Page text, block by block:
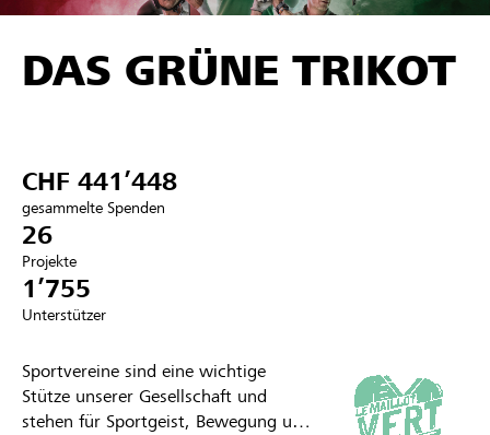
Unterstützen
Partner / Raiffeisenbank
Anmelden
Registrieren
Projekte und Organisationen finden
DAS GRÜNE TRIKOT
CHF 441’448
gesammelte Spenden
26
Projekte
1’755
Unterstützer
Sportvereine sind eine wichtige
Stütze unserer Gesellschaft und
stehen für Sportgeist, Bewegung und